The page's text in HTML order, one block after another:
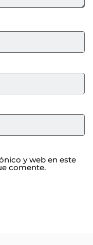
y web en este
comente.